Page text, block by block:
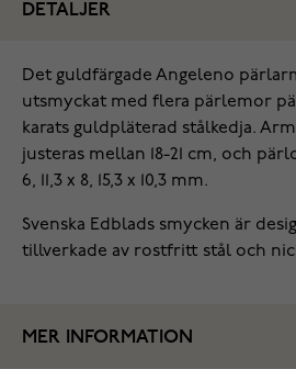
DETALJER
Det guldfärgade Angeleno
utsmyckat med flera pärlemor
karats guldpläterad stålkedja.
justeras mellan 18-21 cm, och
6, 11,3 x 8, 15,3 x 10,3 mm.
Svenska Edblads smycken är
tillverkade av rostfritt stål och
MER INFORMATION